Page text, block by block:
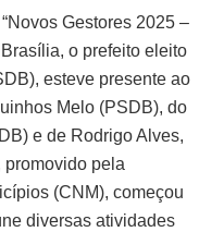
Gestores 2025 –
o prefeito eleito
esteve presente ao
Melo (PSDB), do
e de Rodrigo Alves,
promovido pela
(CNM), começou
diversas atividades